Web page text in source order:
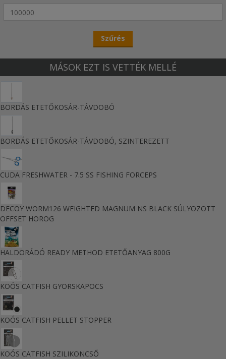
MÁSOK EZT IS VETTÉK MELLÉ
BORDÁS ETETŐKOSÁR-TÁVDOBÓ
BORDÁS ETETŐKOSÁR-TÁVDOBÓ, SZINTEREZETT
CUDA FRESHWATER - 7.5 SS FISHING FORCEPS
DECOY WORM126 WEIGHTED MAGNUM NS BLACK SÚLYOZOTT
OFFSET HOROG
HALDORÁDÓ READY METHOD ETETŐANYAG 800G
KOÓS CATFISH GYORSKAPOCS
KOÓS CATFISH PELLET STOPPER
KOÓS CATFISH SZILIKONCSŐ